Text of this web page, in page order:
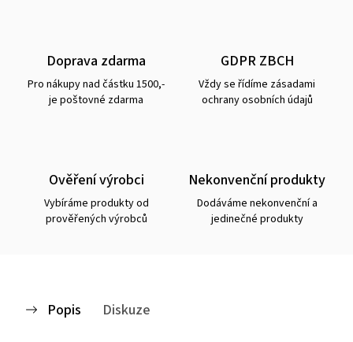
Doprava zdarma
Pro nákupy nad částku 1500,-
je poštovné zdarma
GDPR ZBCH
Vždy se řídíme zásadami
ochrany osobních údajů
Ověření výrobci
Vybíráme produkty od
prověřených výrobců
Nekonvenční produkty
Dodáváme nekonvenční a
jedinečné produkty
Popis Diskuze